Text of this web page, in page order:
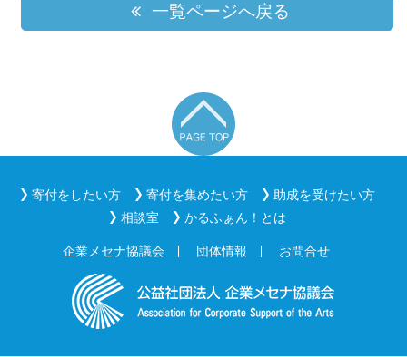
一覧ページへ戻る
寄付をしたい方 寄付を集めたい方
助成を受けたい方
相談室
かるふぁん！とは
企業メセナ協議会 団体情報 お問合せ